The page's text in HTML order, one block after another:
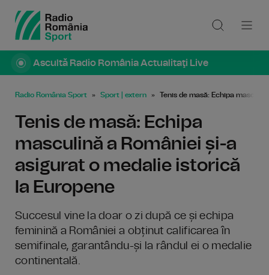
Ascultă Radio România Actualitaţi Live
Radio România Sport Sport | extern Tenis de masă: Echipa
Tenis de masă: Echipa
masculină a României și-a
asigurat o medalie istorică
la Europene
Succesul vine la doar o zi după ce și echipa
feminină a României a obținut calificarea în
semifinale, garantându-și la rândul ei o medalie
continentală.